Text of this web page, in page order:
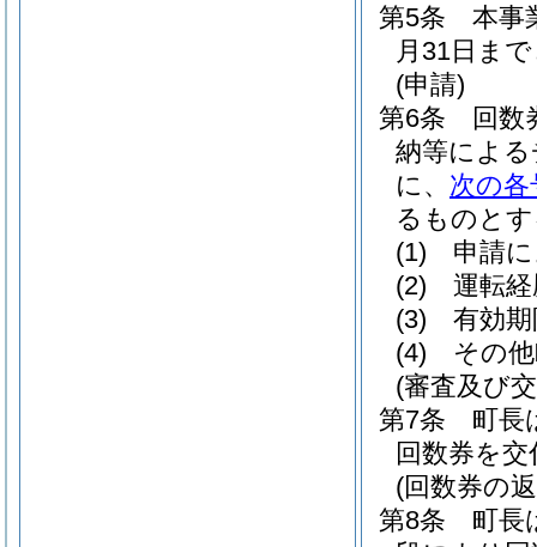
第5条
本事
月31日ま
(申請)
第6条
回数
納等によ
に、 次の各
るものと
(1)
申請
(2)
運転
(3)
有効
(4)
その
(審査及び
第7条
町長
回数券を
(回数券の
第8条
町長